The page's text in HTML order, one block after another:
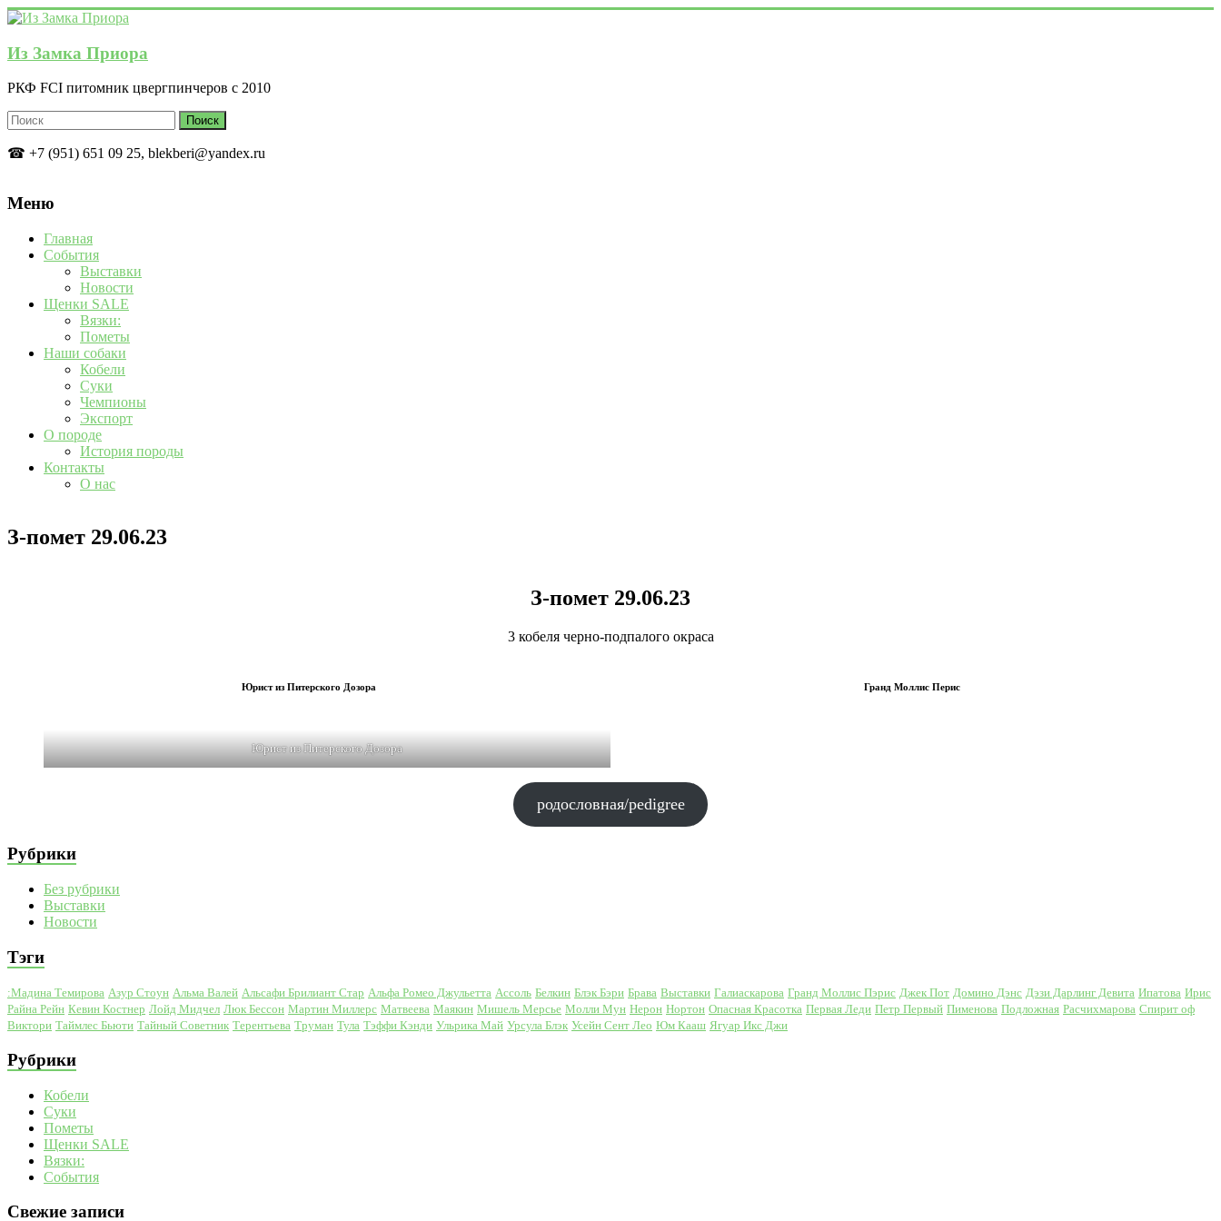
Перейти
содержимому
Из Замка Приора
РКФ FCI питомник цвергпинчеров с 2010
☎ +7 (951) 651 09 25, blekberi@yandex.ru
Меню
Главная
События
Выставки
Новости
Щенки SALE
Вязки:
Пометы
Наши собаки
Кобели
Суки
Чемпионы
Экспорт
О породе
История породы
Контакты
О нас
З-помет 29.06.23
З-помет 29.06.23
3 кобеля черно-подпалого окраса
Юрист из Питерского Дозора Гранд Моллис Перис
Юрист из Питерского Дозора
родословная/pedigree
Рубрики
Без рубрики
Выставки
Новости
Тэги
:Мадина Темирова Азур Стоун Альма Валей Альсафи Брилиант Стар Альфа Ромео Джульетта Ассоль Белкин Блэк Бэри Брава Выставки Галиаскарова Гранд Моллис Пэрис Джек Пот Домино Дэнс Дэзи Дарлинг Девита Ипатова Ирис
Райна Рейн Кевин Костнер Лойд Мидчел Люк Бессон Мартин Миллерс Матвеева Маякин Мишель Мерсье Молли Мун Нерон Нортон Опасная Красотка Первая Леди Петр Первый Пименова Подложная Расчихмарова Спирит оф
Виктори Таймлес Бьюти Тайный Советник Терентьева Труман Тула Тэффи Кэнди Ульрика Май Урсула Блэк Усейн Сент Лео Юм Кааш Ягуар Икс Джи
Рубрики
Кобели
Суки
Пометы
Щенки SALE
Вязки:
События
Свежие записи